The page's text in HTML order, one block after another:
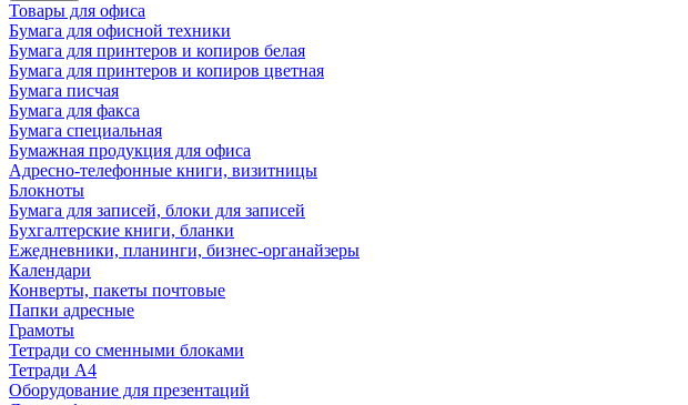
Товары для офиса
Бумага для офисной техники
Бумага для принтеров и копиров белая
Бумага для принтеров и копиров цветная
Бумага писчая
Бумага для факса
Бумага специальная
Бумажная продукция для офиса
Адресно-телефонные книги, визитницы
Блокноты
Бумага для записей, блоки для записей
Бухгалтерские книги, бланки
Ежедневники, планинги, бизнес-органайзеры
Календари
Конверты, пакеты почтовые
Папки адресные
Грамоты
Тетради со сменными блоками
Тетради А4
Оборудование для презентаций